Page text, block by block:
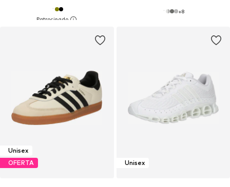
+8
Unisex
OFERTA
Unisex